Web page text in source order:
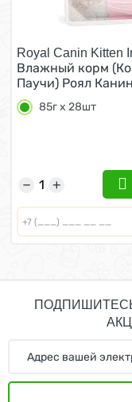
Royal Canin Kitten
Влажный корм
Паучи) Роял
Инстинктив для
возрасте от 4 до
85г х 28шт
+
−